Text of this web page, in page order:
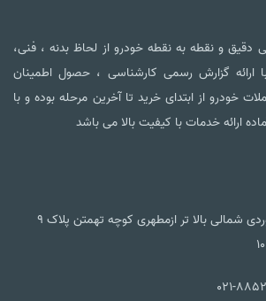
و نقطه به نقطه خودرو از لحاظ بدنه ، فنی،
ارائه گزارش رسمی کارشناسی ، حصول اطمینان
خودرو از ابتدای خرید تا آخرین مرحله بوده و با
ارائه خدمات با کیفیت بالا می باشد
سهروردی شمالی بالا تر ازمطهری کوچه تهمتن پلاک ۹
021-